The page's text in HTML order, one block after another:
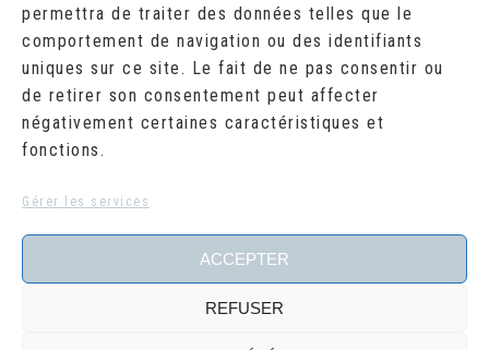
permettra de traiter des données telles que le
comportement de navigation ou des identifiants
uniques sur ce site. Le fait de ne pas consentir ou
de retirer son consentement peut affecter
négativement certaines caractéristiques et
fonctions.
Gérer les services
ACCEPTER
REFUSER
10 11 12 13 14 15
16
17
18 19 20 21 22 23
24
25 26 27 28 29 30
« Juil
RECHERCHER
Search